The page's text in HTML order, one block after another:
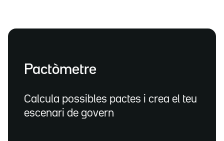
Pactòmetre
Calcula possibles pactes i crea el teu
escenari de govern